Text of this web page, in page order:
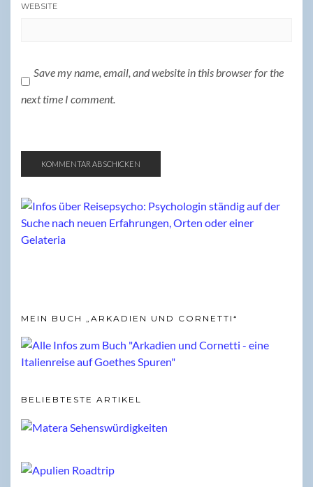
WEBSITE
Save my name, email, and website in this browser for the
next time I comment.
MEIN BUCH „ARKADIEN UND CORNETTI“
BELIEBTESTE ARTIKEL